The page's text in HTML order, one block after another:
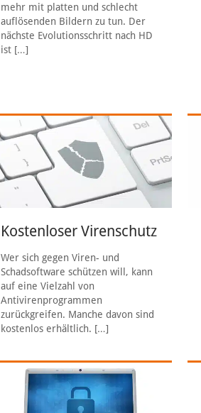
mehr mit platten und schlecht
auflösenden Bildern zu tun. Der
nächste Evolutionsschritt nach HD
ist […]
Kostenloser Virenschutz
Wer sich gegen Viren- und
Schadsoftware schützen will, kann
auf eine Vielzahl von
Antivirenprogrammen
zurückgreifen. Manche davon sind
kostenlos erhältlich. […]